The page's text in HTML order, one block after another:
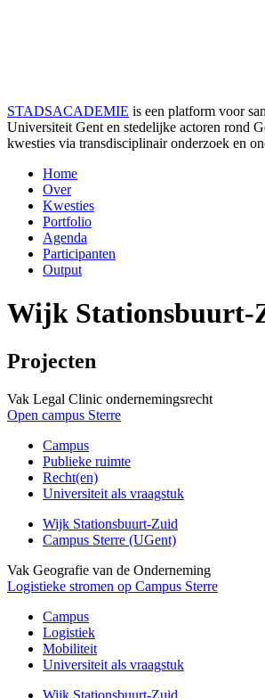
STADSACADEMIE is een platform voor
Universiteit Gent en stedelijke actoren rond
kwesties via transdisciplinair onderzoek en
Home
Over
Kwesties
Portfolio
Agenda
Participanten
Output
Wijk Stationsbuurt-
Projecten
Vak Legal Clinic ondernemingsrecht
Open campus Sterre
Campus
Publieke ruimte
Recht(en)
Universiteit als vraagstuk
Wijk Stationsbuurt-Zuid
Campus Sterre (UGent)
Vak Geografie van de Onderneming
Logistieke stromen op Campus Sterre
Campus
Logistiek
Mobiliteit
Universiteit als vraagstuk
Wijk Stationsbuurt-Zuid